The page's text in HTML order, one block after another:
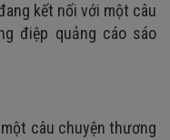
kết nối với một câu
điệp quảng cáo sáo
câu chuyện thương